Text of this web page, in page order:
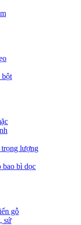
bột
lượng
bao bì dọc
gỗ
sứ